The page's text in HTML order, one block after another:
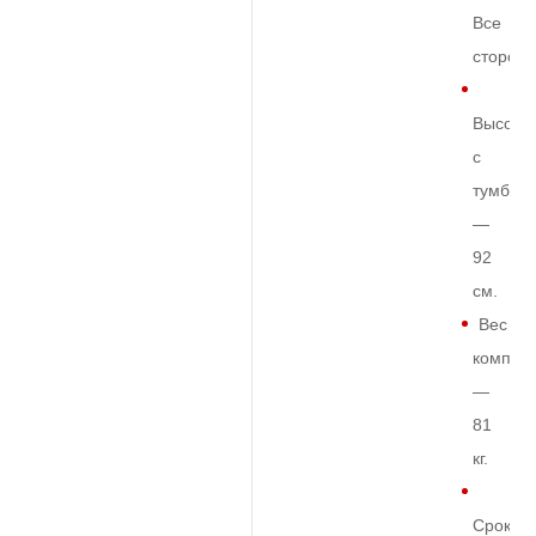
Все
Высота
с
тумбой
—
92
см.
Вес
—
81
кг.
Срок